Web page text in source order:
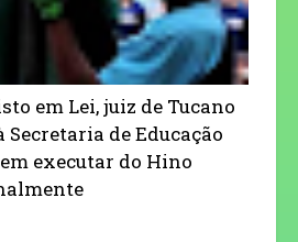
em Lei, juiz de Tucano
Secretaria de Educação
executar do Hino